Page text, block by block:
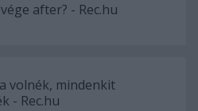
after? - Rec.hu
volnék, mindenkit
- Rec.hu